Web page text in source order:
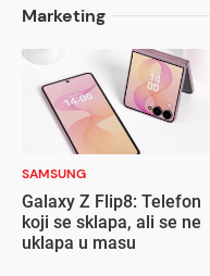
Marketing
SAMSUNG
Galaxy Z Flip8: Telefon
koji se sklapa, ali se ne
uklapa u masu